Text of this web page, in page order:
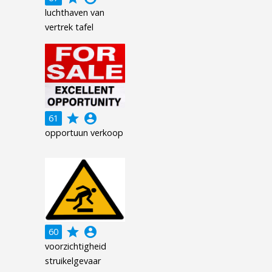
luchthaven van
vertrek tafel
61 grade account_circle
opportuun verkoop
60 grade account_circle
voorzichtigheid
struikelgevaar